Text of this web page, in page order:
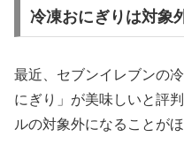
冷凍おにぎりは対象
最近、セブンイレブンの
にぎり」が美味しいと評
ルの対象外になることがほ